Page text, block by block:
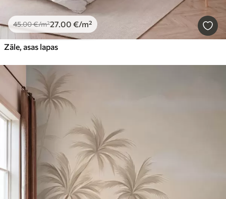
45.00€/m²27 .00 €/m²
Zāle, asas lapas